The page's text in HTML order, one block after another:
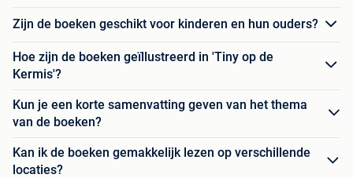
Zijn de boeken geschikt voor kinderen en hun ouders?
Hoe zijn de boeken geïllustreerd in 'Tiny op de
Kermis'?
Kun je een korte samenvatting geven van het thema
van de boeken?
Kan ik de boeken gemakkelijk lezen op verschillende
locaties?